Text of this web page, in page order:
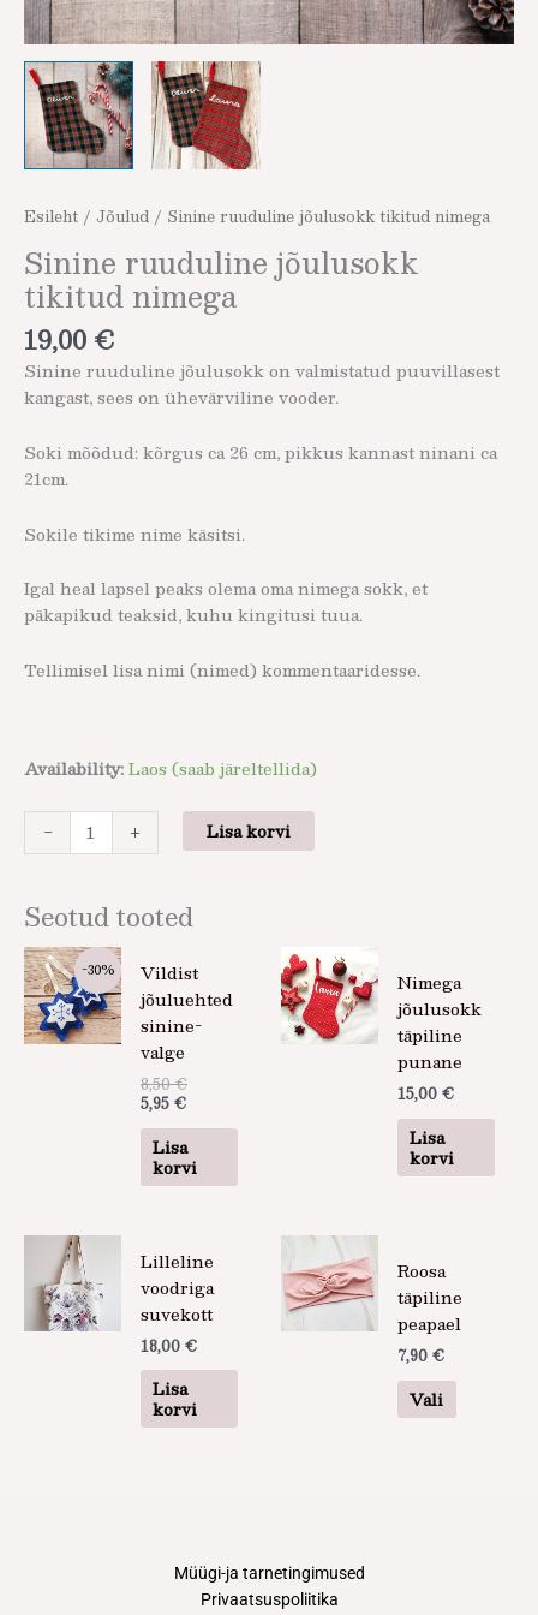
Esileht / Jõulud / Sinine ruuduline jõulusokk tikitud nimega
Sinine ruuduline jõulusokk
tikitud nimega
19,00 €
Sinine ruuduline jõulusokk on valmistatud puuvillasest
kangast, sees on ühevärviline vooder.
Soki mõõdud: kõrgus ca 26 cm, pikkus kannast ninani ca
21cm.
Sokile tikime nime käsitsi.
Igal heal lapsel peaks olema oma nimega sokk, et
päkapikud teaksid, kuhu kingitusi tuua.
Tellimisel lisa nimi (nimed) kommentaaridesse.
Availability:Laos (saab järeltellida)
- + Lisa korvi
Seotud tooted
-30%
Vildist
jõuluehted
sinine-
valge
8,50€
hind
oli:
8,50 €.
5,95 €
hind
on:
5,95 €.
Lisa
korvi
Nimega
jõulusokk
täpiline
punane
15,00 €
Lisa
korvi
Lilleline
voodriga
suvekott
18,00 €
Lisa
korvi
Roosa
täpiline
peapael
7,90 €
Vali
on
mitu
Valikuid
Müügi-ja tarnetingimused
Privaatsuspoliitika